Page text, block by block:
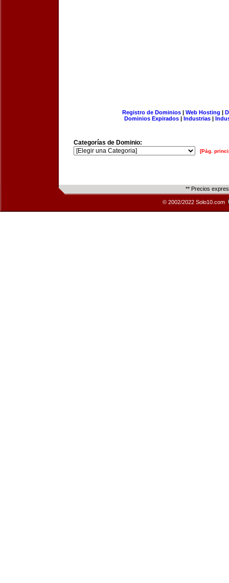
Registro de Dominios| Web Hosting |
Dominios Expirados | Industrias |
Categorías de Dominio:
[Pág.
** Precios
© 2002/2022 Solo10.com